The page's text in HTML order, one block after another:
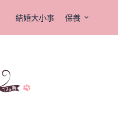
結婚大小事 保養